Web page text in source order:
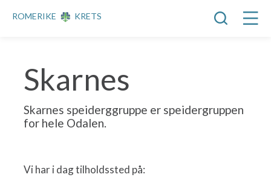
ROMERIKE KRETS
Skarnes
Skarnes speiderggruppe er speidergruppen
for hele Odalen.
Vi har i dag tilholdssted på: